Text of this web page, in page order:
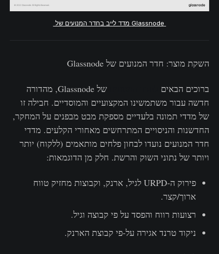
‌השקת מוצר: חדר המנועים של Glassnode
ברוכים הבאים
של Glassnode, מהדורה
חדשה עבור משתמשינו המקצועיים והמוסדיים. חבילה זו
של מדדי תמונה בלעדיים מספקת מבט מבפנים על המחקר,
החדשנות והניסויים המתרחשים מאחורי הקלעים. מדדי
חדר המנועים נועדו לבחון פלחים מותאמים (ללקוח) יותר
ויותר של נתוני השוק והרשת. חלק מן הדוגמאות:
פירוק ה-URPD לגיל, ארנק, וקבוצות מחזיק טווח
ארוך/קצר.
רצועות רווח והפסד על פי קבוצה וגיל.
ניקוד טרנד אגירה על-פי קבוצת הארנק.